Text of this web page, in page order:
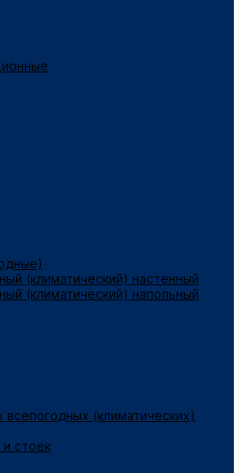
(климатический) настенный
(климатический) напольный
(климатических)
стоек